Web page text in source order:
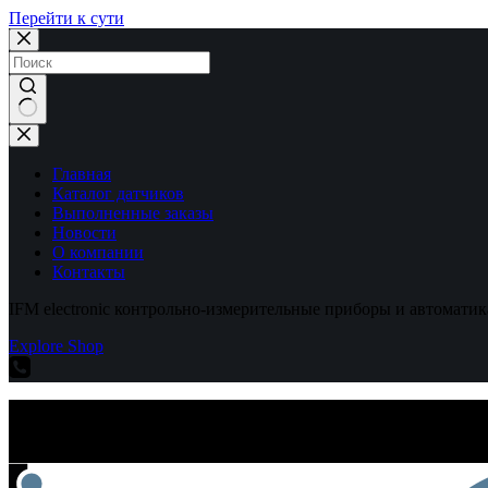
Перейти к сути
Ничего
не
найденоГлавная
Каталог датчиков
Выполненные заказы
Новости
О компании
Контакты
IFM electronic контрольно-измерительные приборы и
Explore Shop